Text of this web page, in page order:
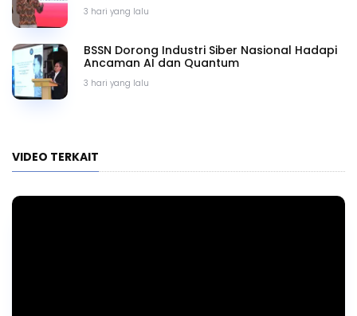
3 hari yang lalu
3 hari yang lalu
BSSN Dorong Industri Siber Nasional Hadapi
Ancaman AI dan Quantum
VIDEO TERKAIT